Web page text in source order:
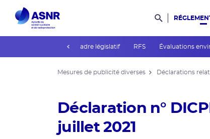
Rechercher
Cadre législatif RFS Évaluations
Mesures de publicité diverses Déclarations
Déclaration n°
juillet 2021